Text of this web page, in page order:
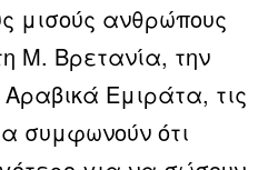
μισούς ανθρώπους
Μ. Βρετανία, την
Εμιράτα, τις
συμφωνούν ότι